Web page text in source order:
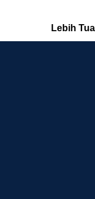
Lebih Tua